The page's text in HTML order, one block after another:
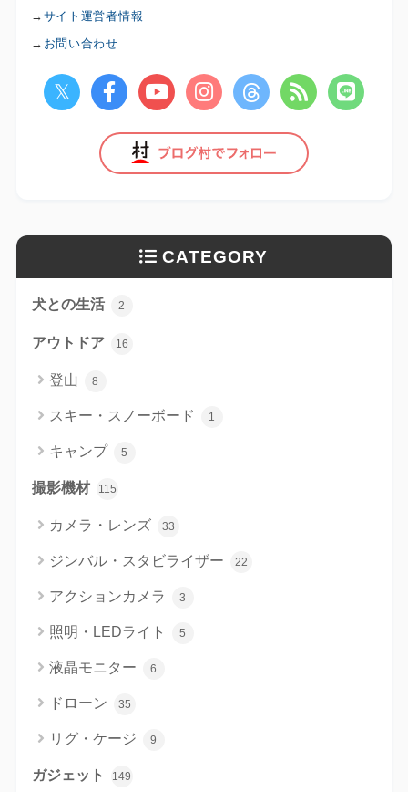
→ サイト運営者情報
→ お問い合わせ
CATEGORY
犬との生活 2
アウトドア 16
登山 8
スキー・スノーボード 1
キャンプ 5
撮影機材 115
カメラ・レンズ 33
ジンバル・スタビライザー 22
アクションカメラ 3
照明・LEDライト 5
液晶モニター 6
ドローン 35
リグ・ケージ 9
ガジェット 149